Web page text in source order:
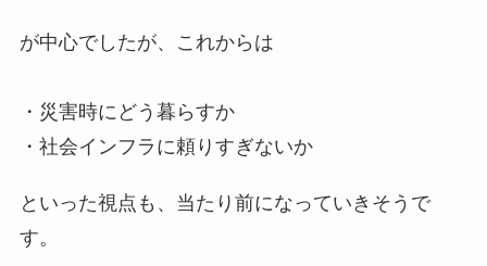
が中心でしたが、これからは
・災害時にどう暮らすか
・社会インフラに頼りすぎないか
といった視点も、当たり前になっていきそうで
す。